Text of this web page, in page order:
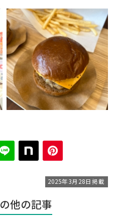
2025年3月28日掲載
他の記事